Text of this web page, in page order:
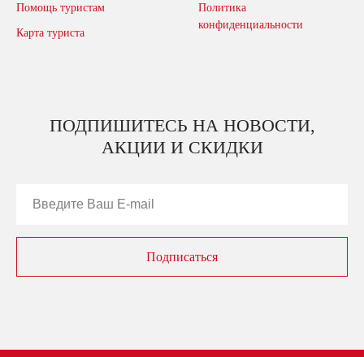
Помощь туристам
Карта туриста
Политика
конфиденциальности
ПОДПИШИТЕСЬ НА НОВОСТИ,
АКЦИИ И СКИДКИ
Подписаться